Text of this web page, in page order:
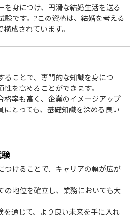
を身につけ、円滑な結婚生活を送る
験です。?この資格は、結婚を考える
成されています。
ることで、専門的な知識を身につ
を高めることができます。
格率も高く、企業のイメージアップ
にとっても、基礎知識を深める良い
つけることで、キャリアの幅が広が
の地位を確立し、業務においても大
を通じて、より良い未来を手に入れ